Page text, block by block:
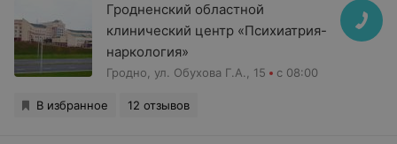
Гродненский областной
клинический центр «Психиатрия-
наркология»
Гродно, ул. Обухова Г.А., 15 с 08:00
В избранное 12 отзывов